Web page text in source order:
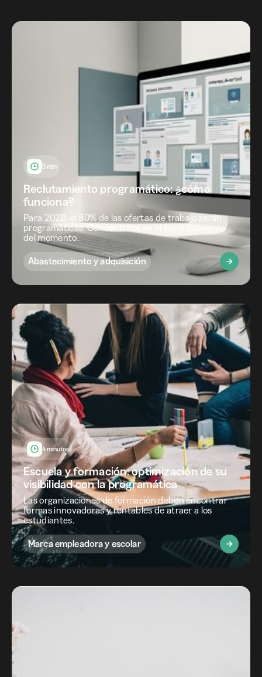
5 min
Reclutamiento programático: ¿cómo
funciona?
Para 2028, el 80% de las ofertas de trabajo serán
programáticas. Concéntrese en el tema candente
del momento.
Abastecimiento y adquisición
4 minutos
Escuela y formación: optimización de su
visibilidad con la programática
Las organizaciones de formación deben encontrar
formas innovadoras y rentables de atraer a los
estudiantes.
Marca empleadora y escolar